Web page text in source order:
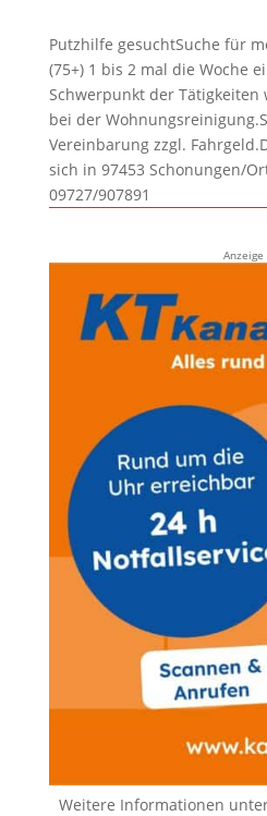
Putzhilfe gesuchtSuche für
(75+) 1 bis 2 mal die Woche
Schwerpunkt der
bei der
Vereinbarung zzgl.
sich in 97453 Schonungen/
09727/907891
Anzeige
Weitere Informationen